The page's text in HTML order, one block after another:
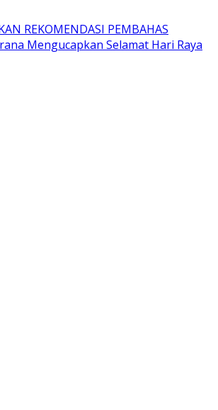
REKOMENDASI PEMBAHAS
Mengucapkan Selamat Hari Raya